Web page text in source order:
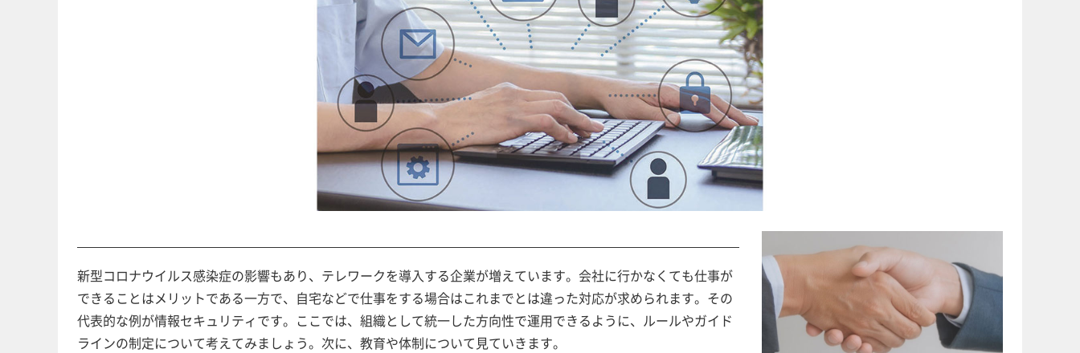
新型コロナウイルス感染症の影響もあり、テレワークを導入する企業が増えています。会社に行かなくても仕事が
できることはメリットである一方で、自宅などで仕事をする場合はこれまでとは違った対応が求められます。その
代表的な例が情報セキュリティです。ここでは、組織として統一した方向性で運用できるように、ルールやガイド
ラインの制定について考えてみましょう。次に、教育や体制について見ていきます。